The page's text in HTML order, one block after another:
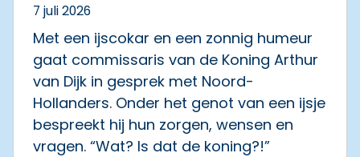
7 juli 2026
Met een ijscokar en een zonnig humeur
gaat commissaris van de Koning Arthur
van Dijk in gesprek met Noord-
Hollanders. Onder het genot van een ijsje
bespreekt hij hun zorgen, wensen en
vragen. “Wat? Is dat de koning?!”